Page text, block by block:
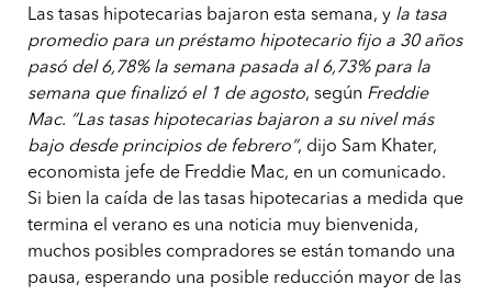
Las tasas hipotecarias bajaron esta semana, y la tasa
promedio para un préstamo hipotecario fijo a 30 años
pasó del 6,78% la semana pasada al 6,73% para la
semana que finalizó el 1 de agosto, según Freddie
Mac. “Las tasas hipotecarias bajaron a su nivel más
bajo desde principios de febrero”, dijo Sam Khater,
economista jefe de Freddie Mac, en un comunicado.
Si bien la caída de las tasas hipotecarias a medida que
termina el verano es una noticia muy bienvenida,
muchos posibles compradores se están tomando una
pausa, esperando una posible reducción mayor de las